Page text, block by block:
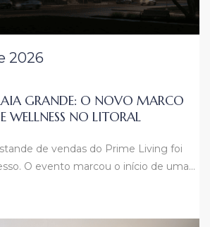
2026
GRANDE: O NOVO MARCO
WELLNESS NO LITORAL
de vendas do Prime Living foi
O evento marcou o início de uma…